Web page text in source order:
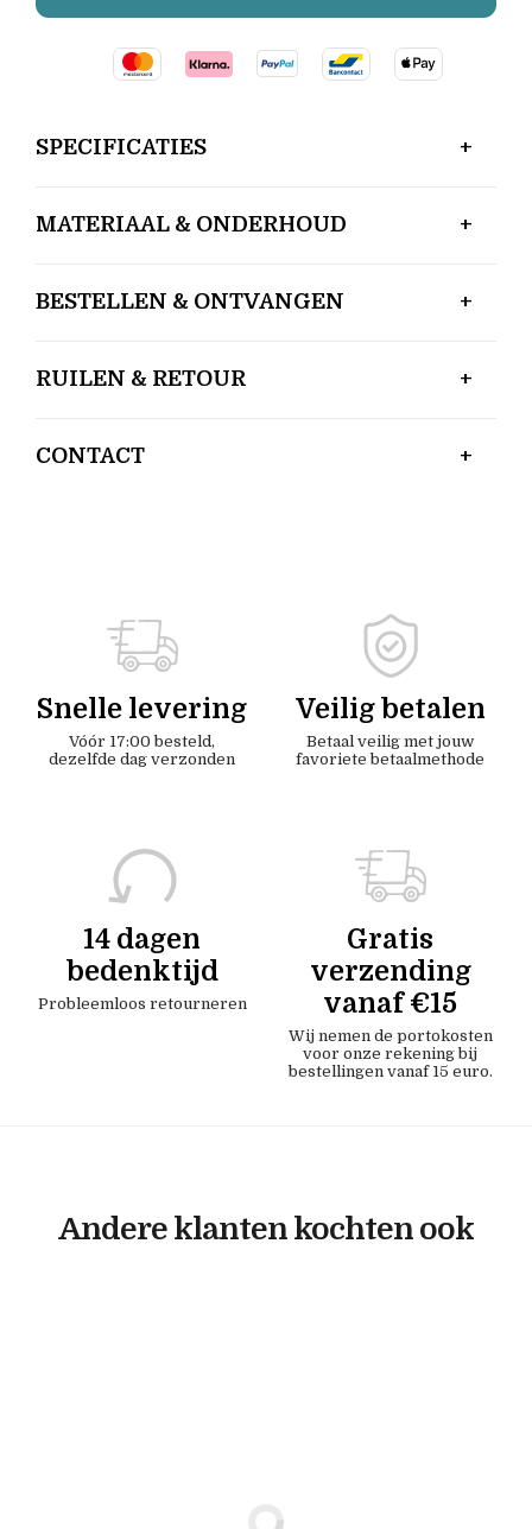
SPECIFICATIES
MATERIAAL & ONDERHOUD
BESTELLEN & ONTVANGEN
RUILEN & RETOUR
CONTACT
Snelle levering
Vóór 17:00 besteld,
dezelfde dag verzonden
Veilig betalen
Betaal veilig met jouw
favoriete betaalmethode
14 dagen
bedenktijd
Probleemloos retourneren
Gratis
verzending
vanaf €15
Wij nemen de portokosten
voor onze rekening bij
bestellingen vanaf 15 euro.
Andere klanten kochten ook